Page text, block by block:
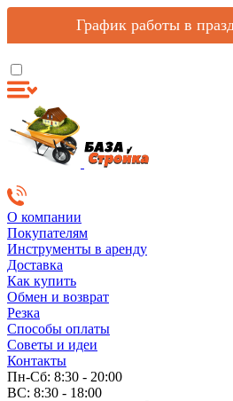
График работы в
О компании
Покупателям
Инструменты в аренду
Доставка
Как купить
Обмен и возврат
Резка
Способы оплаты
Советы и идеи
Контакты
Пн-Сб: 8:30 - 20:00
ВС: 8:30 - 18:00